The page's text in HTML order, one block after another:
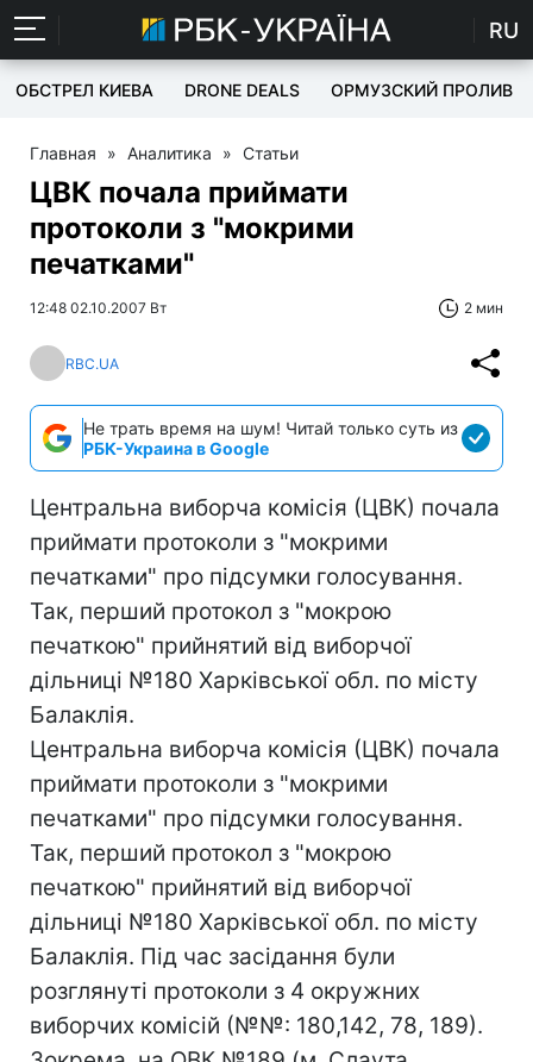
RU
ОБСТРЕЛ КИЕВА DRONE DEALS ОРМУЗСКИЙ ПРОЛИВ
Главная » Аналитика » Статьи
ЦВК почала приймати
протоколи з "мокрими
печатками"
12:48 02.10.2007 Вт 2 мин
RBC.UA
Не трать время на шум! Читай только суть из
РБК-Украина в Google
Центральна виборча комісія (ЦВК) почала
приймати протоколи з "мокрими
печатками" про підсумки голосування.
Так, перший протокол з "мокрою
печаткою" прийнятий від виборчої
дільниці №180 Харківської обл. по місту
Балаклія.
Центральна виборча комісія (ЦВК) почала
приймати протоколи з "мокрими
печатками" про підсумки голосування.
Так, перший протокол з "мокрою
печаткою" прийнятий від виборчої
дільниці №180 Харківської обл. по місту
Балаклія. Під час засідання були
розглянуті протоколи з 4 окружних
виборчих комісій (№№: 180,142, 78, 189).